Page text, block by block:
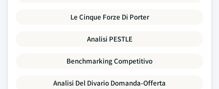
Le Cinque Forze Di Porter
Analisi PESTLE
Benchmarking Competitivo
Analisi Del Divario Domanda-Offerta